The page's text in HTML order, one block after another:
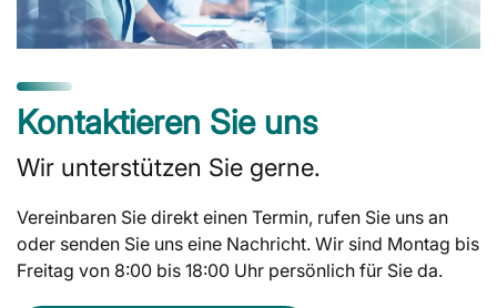
Kontaktieren Sie uns
Wir unterstützen Sie gerne.
Vereinbaren Sie direkt einen Termin, rufen Sie uns an
oder senden Sie uns eine Nachricht. Wir sind Montag bis
Freitag von 8:00 bis 18:00 Uhr persönlich für Sie da.